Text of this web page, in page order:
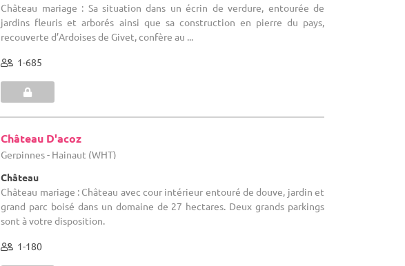
Château mariage : Sa situation dans un écrin de verdure, entourée de
jardins fleuris et arborés ainsi que sa construction en pierre du pays,
recouverte d’Ardoises de Givet, confère au ...
1-685
Château D'acoz
Gerpinnes - Hainaut (WHT)
Château
Château mariage : Château avec cour intérieur entouré de douve, jardin et
grand parc boisé dans un domaine de 27 hectares. Deux grands parkings
sont à votre disposition.
1-180